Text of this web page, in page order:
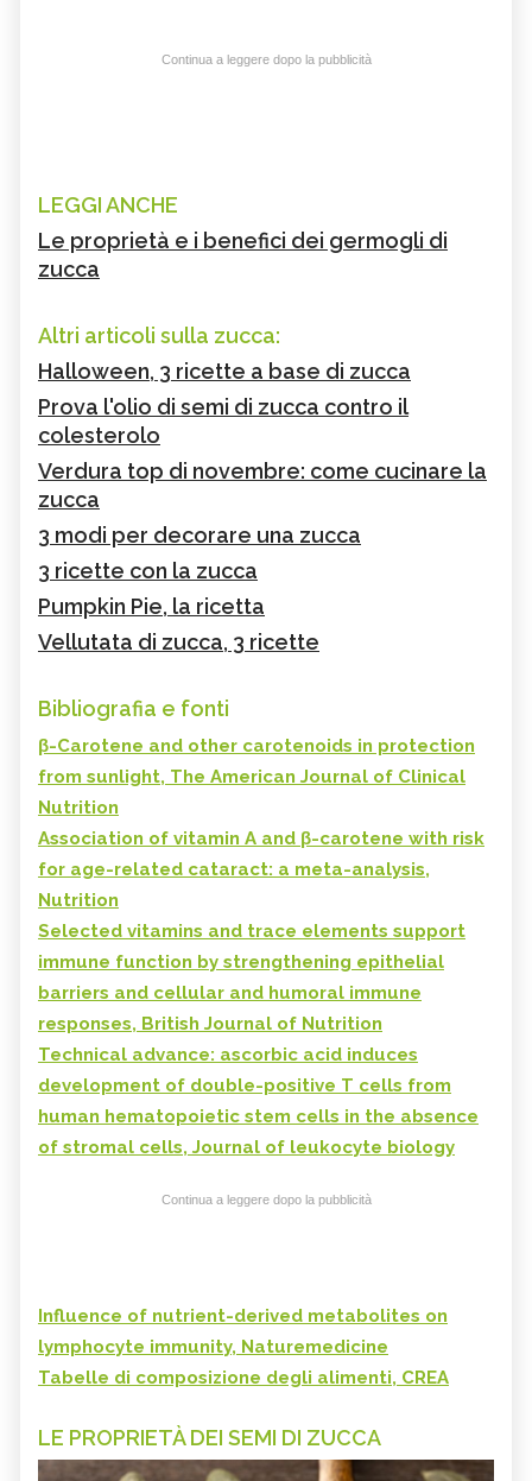
Continua a leggere dopo la pubblicità
LEGGI ANCHE
Le proprietà e i benefici dei germogli di
zucca
Altri articoli sulla zucca:
Halloween, 3 ricette a base di zucca
Prova l'olio di semi di zucca contro il
colesterolo
Verdura top di novembre: come cucinare la
zucca
3 modi per decorare una zucca
3 ricette con la zucca
Pumpkin Pie, la ricetta
Vellutata di zucca, 3 ricette
Bibliografia e fonti
β-Carotene and other carotenoids in protection
from sunlight, The American Journal of Clinical
Nutrition
Association of vitamin A and β-carotene with risk
for age-related cataract: a meta-analysis,
Nutrition
Selected vitamins and trace elements support
immune function by strengthening epithelial
barriers and cellular and humoral immune
responses, British Journal of Nutrition
Technical advance: ascorbic acid induces
development of double-positive T cells from
human hematopoietic stem cells in the absence
of stromal cells, Journal of leukocyte biology
Continua a leggere dopo la pubblicità
Influence of nutrient-derived metabolites on
lymphocyte immunity, Naturemedicine
Tabelle di composizione degli alimenti, CREA
LE PROPRIETÀ DEI SEMI DI ZUCCA